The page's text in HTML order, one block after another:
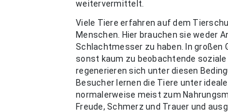
weitervermittelt.
Viele Tiere erfahren auf dem
Menschen. Hier brauchen sie weder
Schlachtmesser zu haben. In großen
sonst kaum zu beobachtende
regenerieren sich unter diesen
Besucher lernen die Tiere unter
normalerweise meist zum
Freude, Schmerz und Trauer und